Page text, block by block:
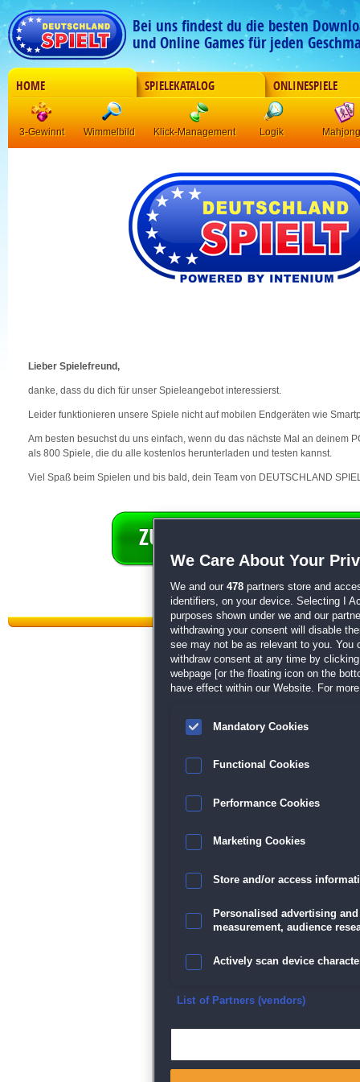
Bei uns findest du die besten
und Online Games für jeden
HOME SPIELEKATALOG ONLINESPIELE
3-Gewinnt Wimmelbild Klick-Management Logik Mahjong
Lieber Spielefreund,
danke, dass du dich für unser Spieleangebot interessierst.
Leider funktionieren unsere Spiele nicht auf mobilen Endgeräten wie
Am besten besuchst du uns einfach, wenn du das nächste Mal an deinem
als 800 Spiele, die du alle kostenlos herunterladen und testen kannst.
Viel Spaß beim Spielen und bis bald, dein Team von DEUTSCHLAND
Datenschutz| AGB|Impressum
We Care About Your
We and our 478 partners store and
identifiers, on your device. Selecting I
purposes shown under we and our
withdrawing your consent will disable
see may not be as relevant to you. You
withdraw consent at any time by
webpage [or the floating icon on the
have effect within our Website. For
Mandatory Cookies
Functional Cookies
Performance Cookies
Marketing Cookies
Store and/or access
Personalised advertising
measurement, audience
Actively scan device
Ensure security, prevent
List of Partners (vendors)